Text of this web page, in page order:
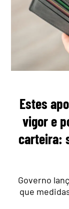
Estes
vigor e
carteira:
Governo
que